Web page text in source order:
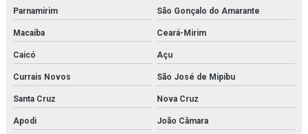
Parnamirim São Gonçalo do Amarante
Macaíba Ceará-Mirim
Caicó Açu
Currais Novos São José de Mipibu
Santa Cruz Nova Cruz
Apodi João Câmara